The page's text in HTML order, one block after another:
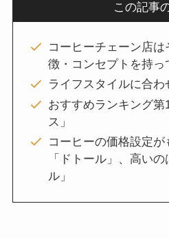
この記事
コーヒーチェーン店
徴・コンセプトを持っ
ライフスタイルに合
おすすめランキング第
ス」
コーヒーの価格設定
「ドトール」、高い
ル」